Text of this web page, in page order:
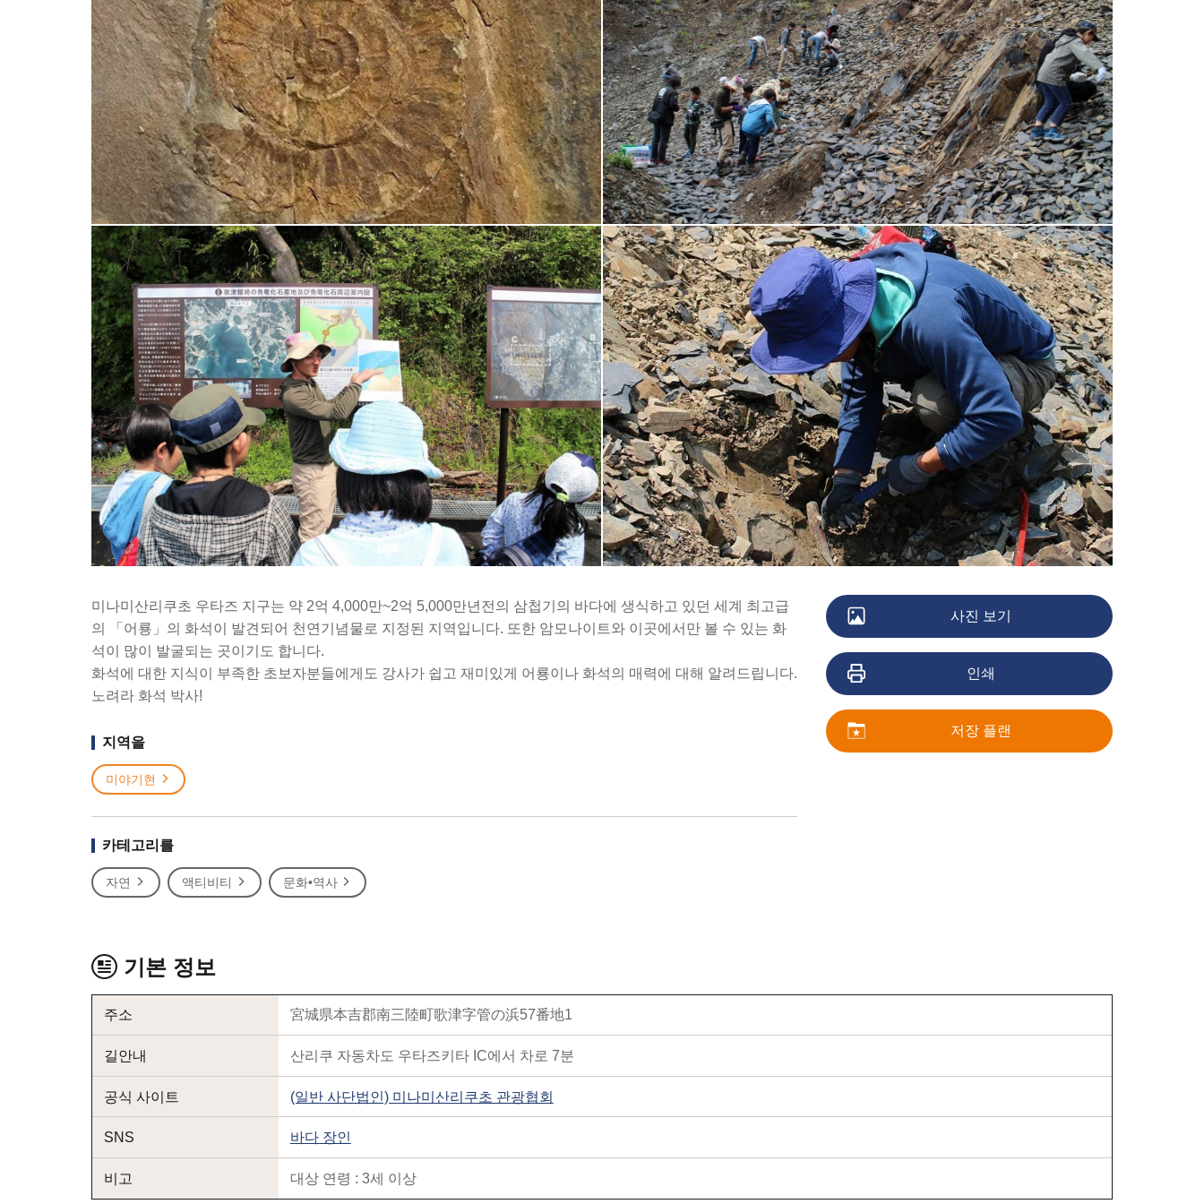
미나미산리쿠초 우타즈 지구는 약 2억 4,000만~2억 5,000만년전의 삼첩기의 바다에 생식하고 있던 세계 최고급
의 「어룡」의 화석이 발견되어 천연기념물로 지정된 지역입니다. 또한 암모나이트와 이곳에서만 볼 수 있는 화
석이 많이 발굴되는 곳이기도 합니다.
화석에 대한 지식이 부족한 초보자분들에게도 강사가 쉽고 재미있게 어룡이나 화석의 매력에 대해 알려드립니다.
노려라 화석 박사!
지역을
미야기현
카테고리를
자연 액티비티 문화•역사
사진 보기
인쇄
저장 플랜
기본 정보
주소 宮城県本吉郡南三陸町歌津字管の浜57番地1
길안내 산리쿠 자동차도 우타즈키타 IC에서 차로 7분
공식 사이트 (일반 사단법인) 미나미산리쿠초 관광협회
SNS 바다 장인
비고 대상 연령 : 3세 이상